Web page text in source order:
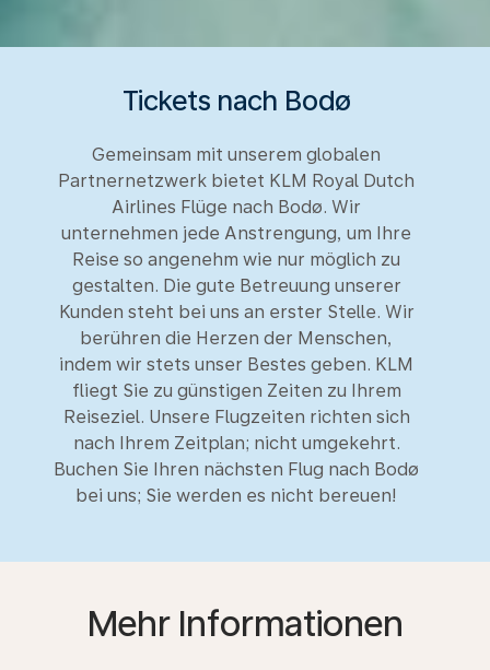
Tickets nach Bodø
Gemeinsam mit unserem globalen
Partnernetzwerk bietet KLM Royal Dutch
Airlines Flüge nach Bodø. Wir
unternehmen jede Anstrengung, um Ihre
Reise so angenehm wie nur möglich zu
gestalten. Die gute Betreuung unserer
Kunden steht bei uns an erster Stelle. Wir
berühren die Herzen der Menschen,
indem wir stets unser Bestes geben. KLM
fliegt Sie zu günstigen Zeiten zu Ihrem
Reiseziel. Unsere Flugzeiten richten sich
nach Ihrem Zeitplan; nicht umgekehrt.
Buchen Sie Ihren nächsten Flug nach Bodø
bei uns; Sie werden es nicht bereuen!
Mehr Informationen